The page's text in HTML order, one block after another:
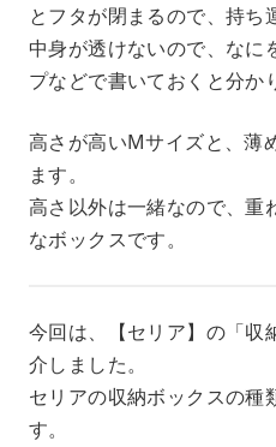
とフタが閉まるので、持ち
中身が透けないので、なに
プなどで書いておくと分か
高さが高いMサイズと、薄
ます。
高さ以外は一緒なので、重
なボックスです。
今回は、【セリア】の「収
介しました。
セリアの収納ボックスの種
す。